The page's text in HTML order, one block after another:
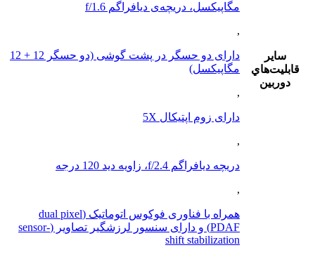
ساير
قابليت‌هاي
دوربين
مگاپیکسل، دریچه‌ی دیافراگم f/1.6
,
دارای دو حسگر در پشت گوشی (دو حسگر 12 + 12
مگاپیکسل)
,
دارای زوم اپتیکال 5X
,
دریچه دیافراگم f/2.4، زاویه دید 120 درجه
,
همراه با فناوری فوکوس اتوماتیک (dual pixel
PDAF) و دارای سنسور لرزشگیر تصاویر (sensor-
shift stabilization